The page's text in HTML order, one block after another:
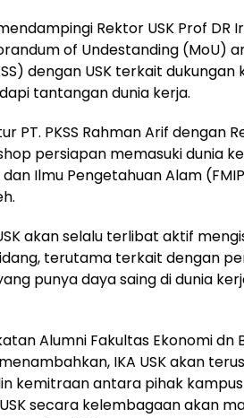
Rektor USK Prof DR
of Undestanding (MoU)
dengan USK terkait dukungan
tantangan dunia kerja.
PT. PKSS Rahman Arif dengan
persiapan memasuki dunia
Ilmu Pengetahuan Alam
akan selalu terlibat aktif
terutama terkait dengan
punya daya saing di dunia
Alumni Fakultas Ekonomi dn
IKA USK akan terus
kemitraan antara pihak
secara kelembagaan akan